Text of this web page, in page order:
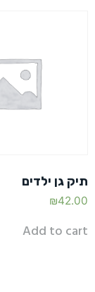
תיק גן ילדים
₪42.00
Add to cart